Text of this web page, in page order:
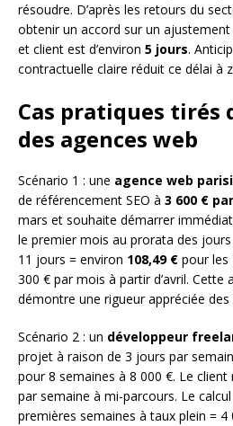
résoudre. D’après les retours du
obtenir un accord sur un
et client est d’environ 5 jours.
contractuelle claire réduit ce délai à
Cas pratiques tirés
des agences web
Scénario 1 : une agence web
de référencement SEO à 3 600 €
mars et souhaite démarrer
le premier mois au prorata des
11 jours = environ 108,49 € pour les
300 € par mois à partir d’avril. Cette
démontre une rigueur appréciée des
Scénario 2 : un développeur
projet à raison de 3 jours par
pour 8 semaines à 8 000 €. Le
par semaine à mi-parcours. Le
premières semaines à taux plein = 4